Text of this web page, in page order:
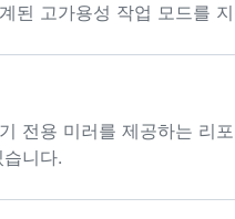
된 고가용성 작업 모드를
전용 미러를 제공하는 리
니다.